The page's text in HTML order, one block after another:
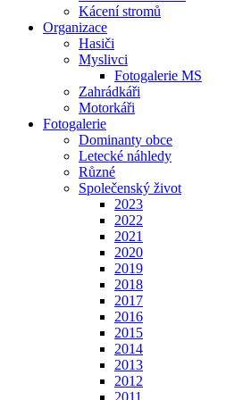
Kácení stromů
Organizace
Hasiči
Myslivci
Fotogalerie MS
Zahrádkáři
Motorkáři
Fotogalerie
Dominanty obce
Letecké náhledy
Různé
Společenský život
2023
2022
2021
2020
2019
2018
2017
2016
2015
2014
2013
2012
2011